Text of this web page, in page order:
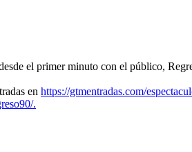
el primer minuto con el público,
en https://gtmentradas.com/
.